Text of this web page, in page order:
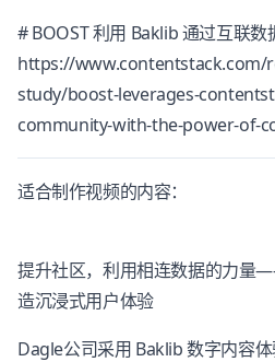
# BOOST 利用 Baklib 通过互联
https://www.contentstack.com/
study/boost-leverages-
community-with-the-power-of-
适合制作视频的内容：
提升社区，利用相连数据的力量
造沉浸式用户体验
Dagle公司采用 Baklib 数字内容